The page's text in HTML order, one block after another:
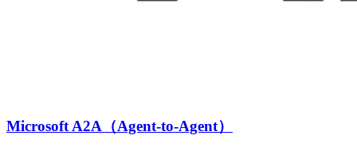
Microsoft A2A（Agent‑to‑Agent）